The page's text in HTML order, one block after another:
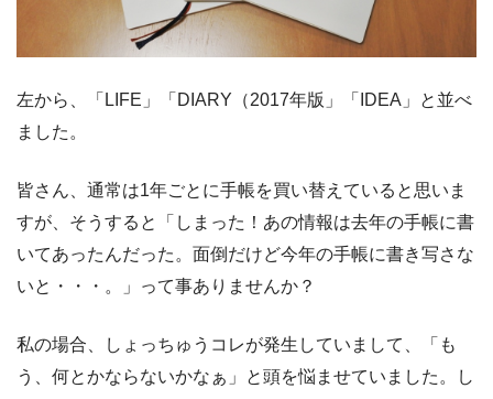
左から、「LIFE」「DIARY（2017年版」「IDEA」と並べ
ました。
皆さん、通常は1年ごとに手帳を買い替えていると思いま
すが、そうすると
「しまった！あの情報は去年の手帳に書
いてあったんだった。面倒だけど今年の手帳に書き写さな
いと・・・。」
って事ありませんか？
私の場合、しょっちゅうコレが発生していまして、「も
う、何とかならないかなぁ」と頭を悩ませていました。し